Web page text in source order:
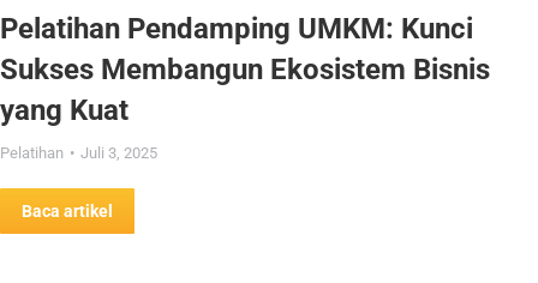
Pelatihan Pendamping UMKM: Kunci
Sukses Membangun Ekosistem Bisnis
yang Kuat
Pelatihan Juli 3, 2025
Baca artikel